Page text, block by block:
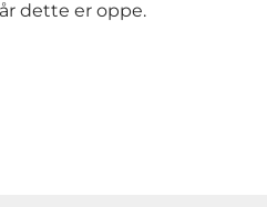
dette er oppe.